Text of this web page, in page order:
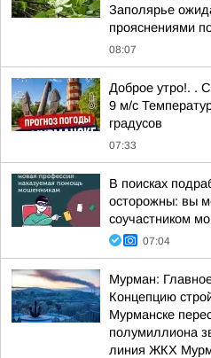
Заполярье
прояснениями
08:07
Доброе утро!. .
9 м/с
градусов
07:33
В поисках
осторожны: вы
соучастником
07:04
Мурман:
Концепцию
Мурманске
полумиллиона
линия ЖКХ